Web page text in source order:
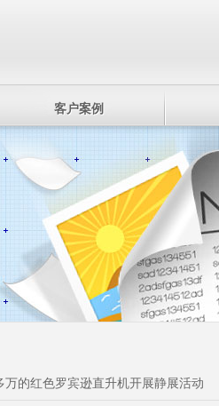
客户案例
万的红色罗宾逊直升机开展静展活动